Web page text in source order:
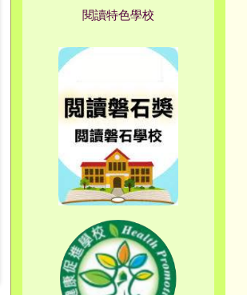
下載：RB03壓力管理及放鬆訓練－芳香療法
下載：心智障礙者的性議題介入－以依附關係
下載：2026 TSSE國際學術研討會.pdf
閱讀特色學校